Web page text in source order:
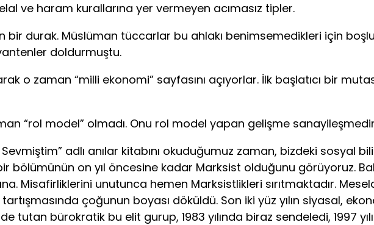
ve haram kurallarına yer vermeyen acımasız tipler.
durak. Müslüman tüccarlar bu ahlakı benimsemedikleri için
doldurmuştu.
zaman “milli ekonomi” sayfasını açıyorlar. İlk başlatıcı bir
“rol model” olmadı. Onu rol model yapan gelişme
adlı anılar kitabını okuduğumuz zaman, bizdeki sosyal
bölümünün on yıl öncesine kadar Marksist olduğunu görüyoruz.
Misafirliklerini unutunca hemen Marksistlikleri sırıtmaktadır.
çoğunun boyası döküldü. Son iki yüz yılın siyasal,
tutan bürokratik bu elit gurup, 1983 yılında biraz sendeledi, 1997